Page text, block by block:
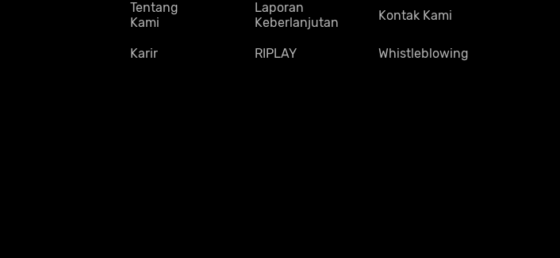
Tentang
Kami
Karir
Laporan
Keberlanjutan
RIPLAY
Kontak Kami
Whistleblowing